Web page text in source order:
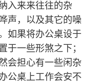
入来来往往的杂
声，以及其它的噪
如果将办公桌设于
于一些形煞之下；
会担心有一些闲杂
公桌上工作会安不